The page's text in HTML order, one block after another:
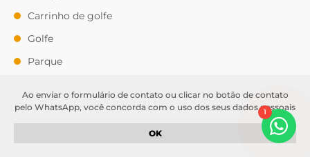
Carrinho de golfe
Golfe
Parque
Piscina
1
Ao enviar o formulário de contato ou clicar no botão de contato
pelo WhatsApp, você concorda com o uso dos seus dados pessoais
para fins de comunicação e atendimento. Seus dados serão
tratados de acordo com a nossapolítica de privacidade
. Garantimos
que suas informações serão mantidas em sigilo e não serão
OK